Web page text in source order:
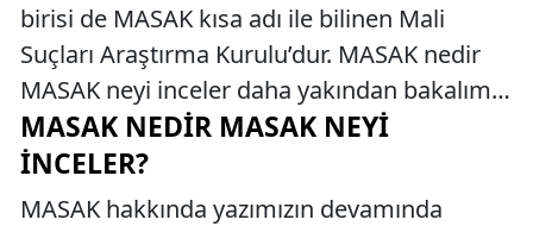
birisi de MASAK kısa adı ile bilinen Mali
Suçları Araştırma Kurulu’dur. MASAK nedir
MASAK neyi inceler daha yakından bakalım…
MASAK NEDIR MASAK NEYI
İNCELER?
MASAK hakkında yazımızın devamında